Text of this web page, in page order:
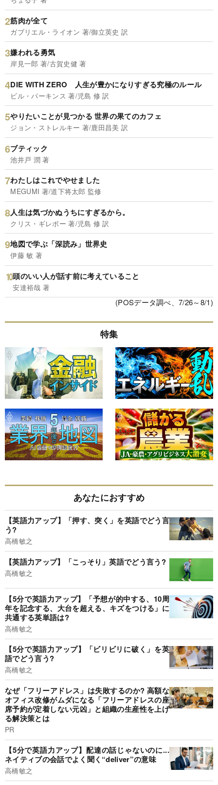
筋肉が全て
ガブリエル・ライオン 著/御立英史 訳
嫌われる勇気
岸見一郎 著/古賀史健 著
DIE WITH ZERO 人生が豊かになりすぎる究極のルール
ビル・パーキンス 著/児島 修 訳
やりたいことが見つかる 世界の果てのカフェ
ジョン・ストレルキー 著/鹿田昌美 訳
ブティック
池井戸 潤 著
わたしはこれでやせました
MEGUMI 著/道下将太郎 監修
人生は気づかぬうちにすぎるから。
クリス・ギレボー 著/児島 修 訳
地図で学ぶ「深読み」世界史
伊藤 敏 著
頭のいい人が話す前に考えていること
安達裕哉 著
(POSデータ調べ、7/26～8/1)
特集
あなたにおすすめ
【英語力アップ】「押す、突く」を英語でどう言
う?
高橋敏之
【英語力アップ】「こっそり」英語でどう言う?
高橋敏之
【5分で英語力アップ】「予想が的中する、10周
年を記念する、大台を超える、キズをつける」に
共通する英単語は?
高橋敏之
【5分で英語力アップ】「ビリビリに破く」を英
語でどう言う?
高橋敏之
なぜ「フリーアドレス」は失敗するのか? 高額な
オフィス改修がムダになる「フリーアドレスの座
席予約が定着しない元凶」と組織の生産性を上げ
る解決策とは
PR
【5分で英語力アップ】配達の話じゃないのに...
ネイティブの会話でよく聞く“deliver”の意味
高橋敏之